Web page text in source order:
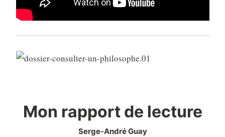
Mon rapport de lecture
Serge-André Guay